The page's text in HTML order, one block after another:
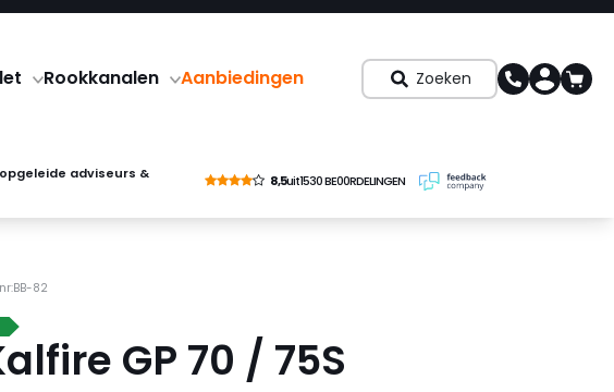
Rookkanalen Aanbiedingen Zoeken
adviseurs &
8,5uit1530 BE00RDELINGEN
82
GP 70 / 75S